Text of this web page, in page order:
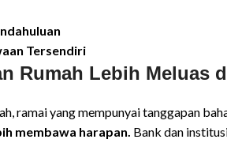
Tersendiri
Rumah Lebih Meluas
ramai yang mempunyai tanggapan
membawa harapan. Bank dan